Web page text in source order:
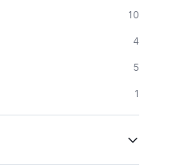
10
4
5
1